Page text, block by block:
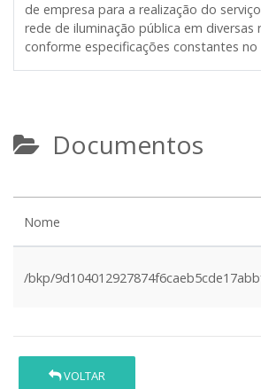
de empresa para a realização do
rede de iluminação pública em diversas
conforme especificações constantes
Documentos
Nome
/bkp/
VOLTAR